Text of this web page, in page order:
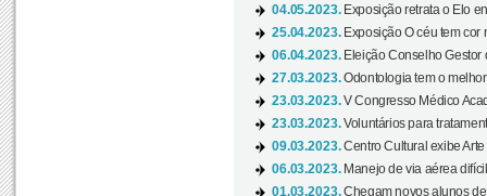
04.05.2023. Exposição retrata o Elo
25.04.2023. Exposição O céu tem cor
06.04.2023. Eleição Conselho Gestor
27.03.2023.Odontologia tem o
23.03.2023.V Congresso Médico
23.03.2023.Voluntários para
09.03.2023.Centro Cultural exibe
06.03.2023. Manejo de via aérea
01.03.2023.Chegam novos alunos